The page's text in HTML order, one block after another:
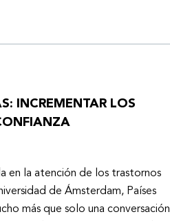
INCREMENTAR LOS
en la atención de los trastornos
de Ámsterdam, Países
más que solo una conversación